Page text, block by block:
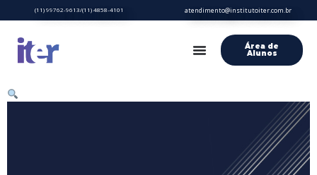
(11) 99762-9613/(11) 4858-4101 atendimento@institutoiter.com.br
Área de
Alunos